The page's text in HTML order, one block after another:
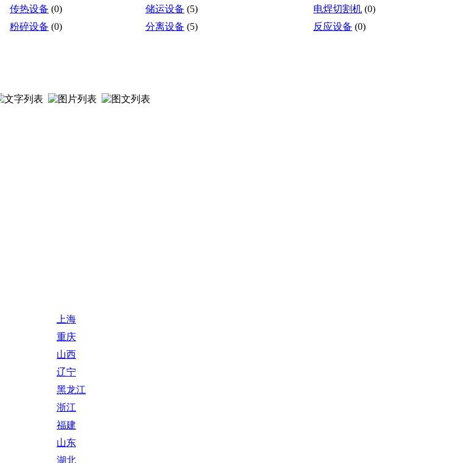
传热设备 (0) 储运设备 (5) 电焊切割机 (0)
粉碎设备 (0) 分离设备 (5) 反应设备 (0)
上海
重庆
山西
辽宁
黑龙江
浙江
福建
山东
湖北